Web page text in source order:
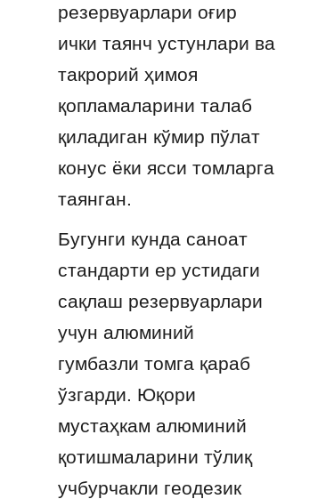
резервуарлари оғир
ички таянч устунлари ва
такрорий ҳимоя
қопламаларини талаб
қиладиган кўмир пўлат
конус ёки ясси томларга
таянган.
Бугунги кунда саноат
стандарти ер устидаги
сақлаш резервуарлари
учун алюминий
гумбазли томга қараб
ўзгарди. Юқори
мустаҳкам алюминий
қотишмаларини тўлиқ
учбурчакли геодезик